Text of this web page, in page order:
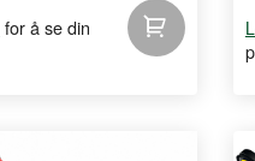
for å se din